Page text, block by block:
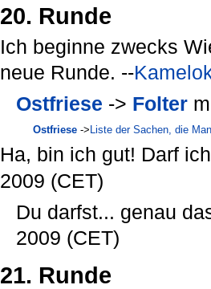
20. Runde
Ich beginne zwecks
neue Runde. --
Ostfriese -> Folter
Ostfriese-> Liste der Sachen, die
Ha, bin ich gut! Darf
2009 (CET)
Du darfst... genau
2009 (CET)
21. Runde